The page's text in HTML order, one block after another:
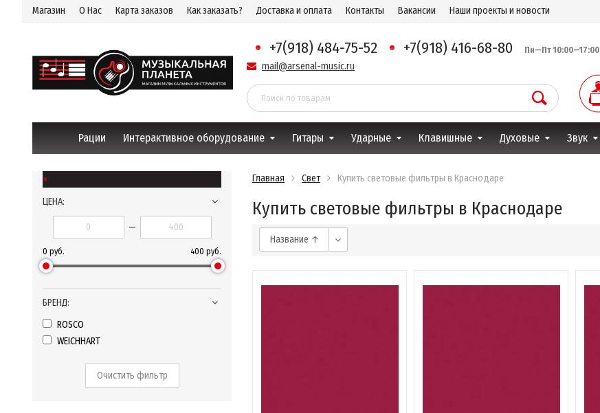
Магазин О Нас Карта заказов Как заказать? Доставка и оплата Контакты Вакансии Наши проекты и новости
+7(918) 484-75-52 +7(918) 416-68-80 Пн—Пт 10:00—17:00
mail@arsenal-music.ru
Рации Интерактивное оборудование Гитары Ударные Клавишные Духовые Звук
×
ЦЕНА:
—
0 руб. 400 руб.
БРЕНД:
ROSCO
WEICHHART
Очистить фильтр
Главная Свет Купить световые фильтры в Краснодаре
Купить световые фильтры в Краснодаре
Название ↑